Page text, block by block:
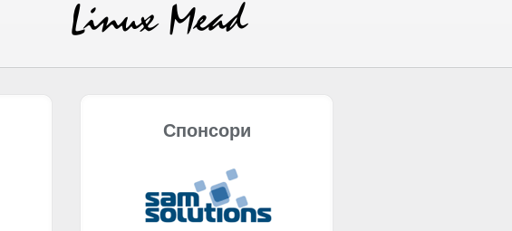
Спонсори